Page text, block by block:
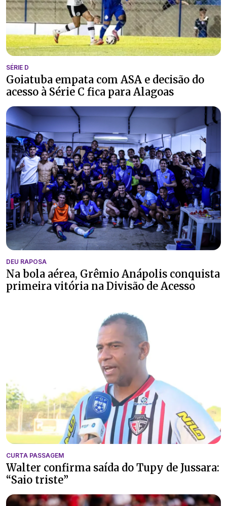
SÉRIE D
Goiatuba empata com ASA e decisão do
acesso à Série C fica para Alagoas
DEU RAPOSA
Na bola aérea, Grêmio Anápolis conquista
primeira vitória na Divisão de Acesso
CURTA PASSAGEM
Walter confirma saída do Tupy de Jussara:
“Saio triste”